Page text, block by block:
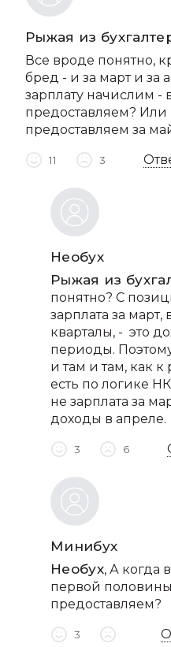
Рыжая из
Все вроде понятно,
бред - и за март и за
зарплату начислим -
предоставляем? Или
предоставляем за
11 3
Необух
Рыжая из
понятно? С
зарплата за
кварталы, - это
периоды.
и там и там, как
есть по логике
не зарплата за
доходы в апреле.
3 6
Минибух
Необух, А когда
первой половины
предоставляем?
3